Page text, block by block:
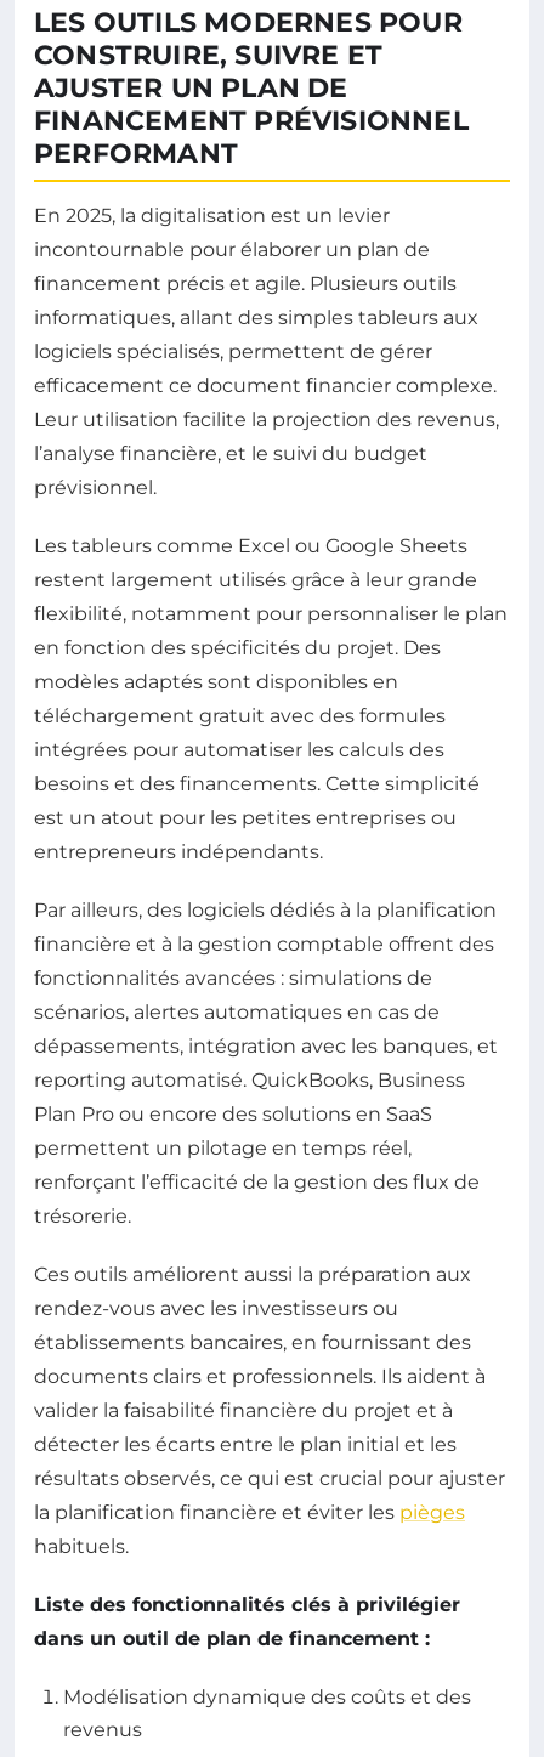
LES OUTILS MODERNES POUR
CONSTRUIRE, SUIVRE ET
AJUSTER UN PLAN DE
FINANCEMENT PRÉVISIONNEL
PERFORMANT
En 2025, la digitalisation est un levier
incontournable pour élaborer un plan de
financement précis et agile. Plusieurs outils
informatiques, allant des simples tableurs aux
logiciels spécialisés, permettent de gérer
efficacement ce document financier complexe.
Leur utilisation facilite la projection des revenus,
l’analyse financière, et le suivi du budget
prévisionnel.
Les tableurs comme Excel ou Google Sheets
restent largement utilisés grâce à leur grande
flexibilité, notamment pour personnaliser le plan
en fonction des spécificités du projet. Des
modèles adaptés sont disponibles en
téléchargement gratuit avec des formules
intégrées pour automatiser les calculs des
besoins et des financements. Cette simplicité
est un atout pour les petites entreprises ou
entrepreneurs indépendants.
Par ailleurs, des logiciels dédiés à la planification
financière et à la gestion comptable offrent des
fonctionnalités avancées : simulations de
scénarios, alertes automatiques en cas de
dépassements, intégration avec les banques, et
reporting automatisé. QuickBooks, Business
Plan Pro ou encore des solutions en SaaS
permettent un pilotage en temps réel,
renforçant l’efficacité de la gestion des flux de
trésorerie.
Ces outils améliorent aussi la préparation aux
rendez-vous avec les investisseurs ou
établissements bancaires, en fournissant des
documents clairs et professionnels. Ils aident à
valider la faisabilité financière du projet et à
détecter les écarts entre le plan initial et les
résultats observés, ce qui est crucial pour ajuster
la planification financière et éviter les pièges
habituels.
Liste des fonctionnalités clés à privilégier
dans un outil de plan de financement :
Modélisation dynamique des coûts et des
revenus